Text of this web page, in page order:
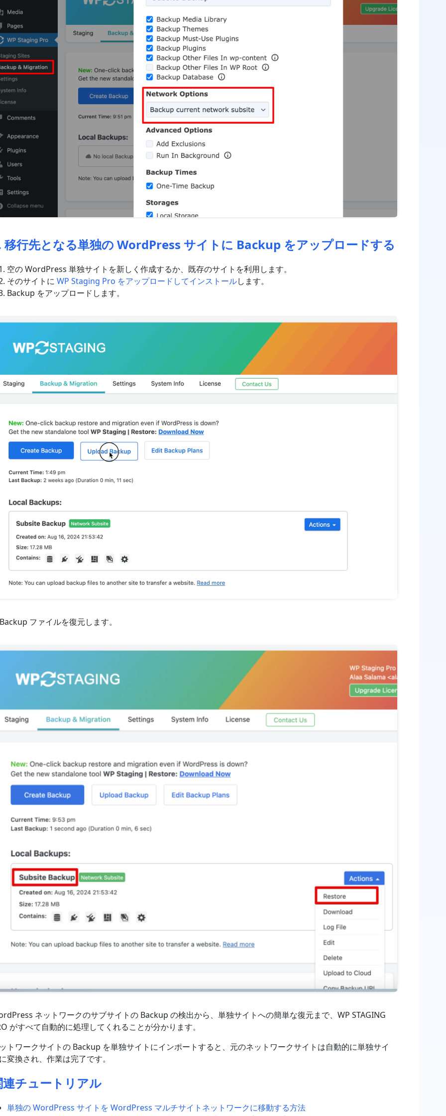
移行先となる単独の WordPress サイトに Backup をアップロードする
空の WordPress 単独サイトを新しく作成するか、既存のサイトを利用します。
そのサイトにWP Staging Pro をアップロードしてインストールします。
Backup をアップロードします。
ファイルを復元します。
ネットワークのサブサイトの Backup の検出から、単独サイトへの簡単な復元まで、WP STAGING
がすべて自動的に処理してくれることが分かります。
トワークサイトの Backup を単独サイトにインポートすると、元のネットワークサイトは自動的に単独サイ
変換され、作業は完了です。
連チュートリアル
単独の WordPress サイトを WordPress マルチサイトネットワークに移動する方法